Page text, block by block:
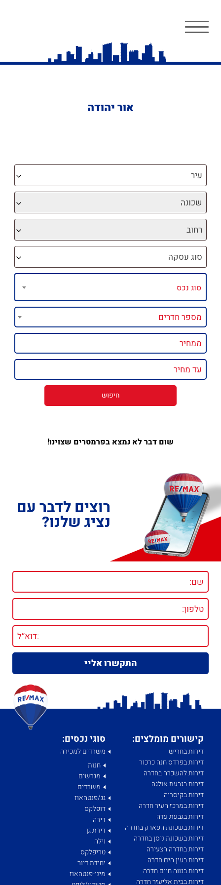
אור יהודה
עיר
שכונה
רחוב
סוג עסקה
שום דבר לא נמצא בפרמטרים שצוינו!
רוצים לדבר עם
נציג שלנו?
קישורים מומלצים:
דירות בחריש
דירות בפרדס חנה כרכור
דירות להשכרה בחדרה
דירות בגבעת אולגה
דירות בקיסריה
דירות במרכז העיר חדרה
דירות בגבעת עדה
דירות בשכונת הפארק בחדרה
דירות בשכונת ניסן בחדרה
דירות בחדרה הצעירה
דירות בעין הים חדרה
דירות בנווה חיים חדרה
דירות בבית אליעזר חדרה
סוגי נכסים:
משרדים למכירה
חנות
מגרשים
משרדים
גג/פנטהאוז
דופלקס
דירה
דירת גן
וילה
טריפלקס
יחידת דיור
מיני-פנטהאוז